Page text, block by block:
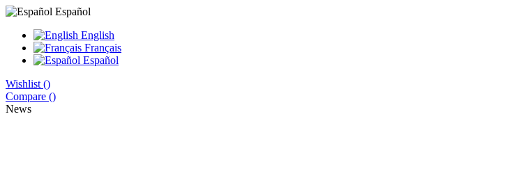
Español
English
Français
Español
Wishlist ()
Compare ()
News